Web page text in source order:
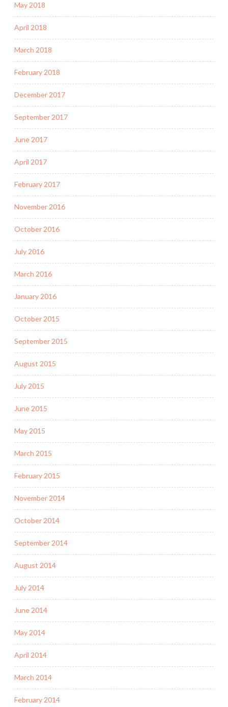
May 2018
April 2018
March 2018
February 2018
December 2017
September 2017
June 2017
April 2017
February 2017
November 2016
October 2016
July 2016
March 2016
January 2016
October 2015
September 2015
August 2015
July 2015
June 2015
May 2015
March 2015
February 2015
November 2014
October 2014
September 2014
August 2014
July 2014
June 2014
May 2014
April 2014
March 2014
February 2014